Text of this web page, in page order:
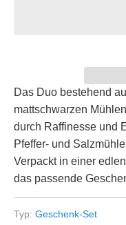
Das Duo bestehend
mattschwarzen
durch Raffinesse und
Pfeffer- und
Verpackt in einer
das passende
Typ: Geschenk-Set